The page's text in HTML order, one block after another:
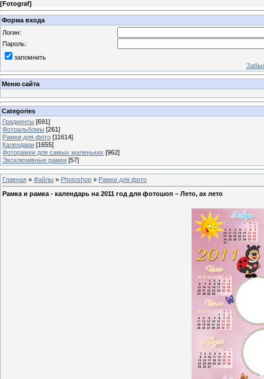
[Fotograf]
Форма входа
Логин:
Пароль:
запомнить
Меню сайта
Categories
Градиенты [691]
Фотоальбомы [261]
Рамки для фото [11614]
Календари [1655]
Фоторамки для самых маленьких [962]
Эксклюзивные рамки [57]
Главная » Файлы » Photoshop » Рамки для фото
Рамка и рамка - календарь на 2011 год для фотошоп – Лето, ах лето